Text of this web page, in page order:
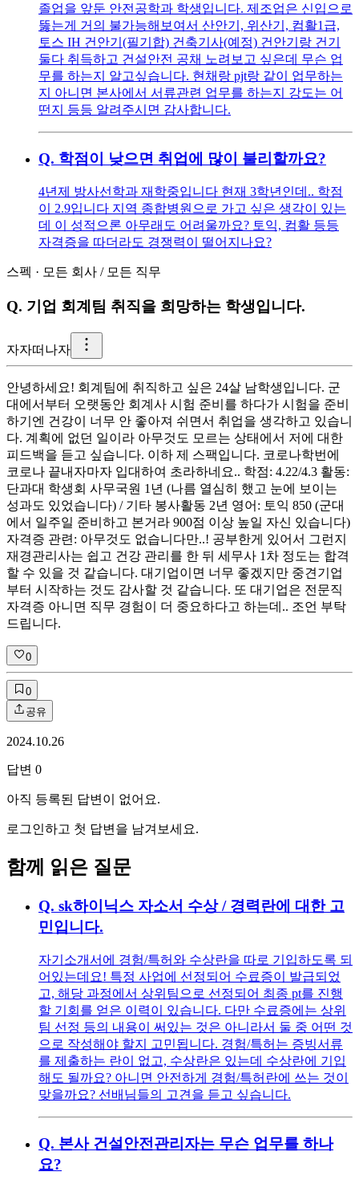
졸업을 앞둔 안전공학과 학생입니다. 제조업은 신입으로
뚫는게 거의 불가능해보여서 산안기, 위산기, 컴활1급,
토스 IH 건안기(필기합) 건축기사(예정) 건안기랑 건기
둘다 취득하고 건설안전 공채 노려보고 싶은데 무슨 업
무를 하는지 알고싶습니다. 현채랑 pjt랑 같이 업무하는
지 아니면 본사에서 서류관련 업무를 하는지 강도는 어
떤지 등등 알려주시면 감사합니다.
Q. 학점이 낮으면 취업에 많이 불리할까요?
4년제 방사선학과 재학중입니다 현재 3학년인데.. 학점
이 2.9입니다 지역 종합병원으로 가고 싶은 생각이 있는
데 이 성적으론 아무래도 어려울까요? 토익, 컴활 등등
자격증을 따더라도 경쟁력이 떨어지나요?
스펙 · 모든 회사 / 모든 직무
Q. 기업 회계팀 취직을 희망하는 학생입니다.
자자떠나자
안녕하세요! 회계팀에 취직하고 싶은 24살 남학생입니다. 군
대에서부터 오랫동안 회계사 시험 준비를 하다가 시험을 준비
하기엔 건강이 너무 안 좋아져 쉬면서 취업을 생각하고 있습니
다. 계획에 없던 일이라 아무것도 모르는 상태에서 저에 대한
피드백을 듣고 싶습니다. 이하 제 스팩입니다. 코로나학번에
코로나 끝내자마자 입대하여 초라하네요.. 학점: 4.22/4.3 활동:
단과대 학생회 사무국원 1년 (나름 열심히 했고 눈에 보이는
성과도 있었습니다) / 기타 봉사활동 2년 영어: 토익 850 (군대
에서 일주일 준비하고 본거라 900점 이상 높일 자신 있습니다)
자격증 관련: 아무것도 없습니다만..! 공부한게 있어서 그런지
재경관리사는 쉽고 건강 관리를 한 뒤 세무사 1차 정도는 합격
할 수 있을 것 같습니다. 대기업이면 너무 좋겠지만 중견기업
부터 시작하는 것도 감사할 것 같습니다. 또 대기업은 전문직
자격증 아니면 직무 경험이 더 중요하다고 하는데.. 조언 부탁
드립니다.
0
0
공유
2024.10.26
답변 0
아직 등록된 답변이 없어요.
로그인하고 첫 답변을 남겨보세요.
함께 읽은 질문
Q. sk하이닉스 자소서 수상 / 경력란에 대한 고
민입니다.
자기소개서에 경험/특허와 수상란을 따로 기입하도록 되
어있는데요! 특정 사업에 선정되어 수료증이 발급되었
고, 해당 과정에서 상위팀으로 선정되어 최종 pt를 진행
할 기회를 얻은 이력이 있습니다. 다만 수료증에는 상위
팀 선정 등의 내용이 써있는 것은 아니라서 둘 중 어떤 것
으로 작성해야 할지 고민됩니다. 경험/특허는 증빙서류
를 제출하는 란이 없고, 수상란은 있는데 수상란에 기입
해도 될까요? 아니면 안전하게 경험/특허란에 쓰는 것이
맞을까요? 선배님들의 고견을 듣고 싶습니다.
Q. 본사 건설안전관리자는 무슨 업무를 하나
요?